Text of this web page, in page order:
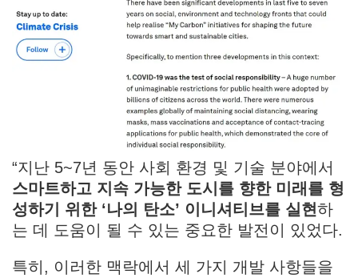
“지난 5~7년 동안 사회 환경 및 기술 분야에서
스마트하고 지속 가능한 도시를 향한 미래를 형
성하기 위한 ‘나의 탄소’ 이니셔티브를 실현하
는 데 도움이 될 수 있는 중요한 발전이 있었다.
특히, 이러한 맥락에서 세 가지 개발 사항들을